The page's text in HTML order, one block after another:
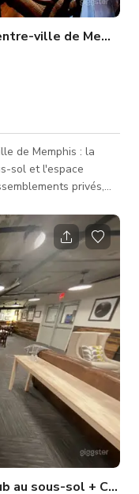
ville de Memphis
de Memphis : la
sol et l'espace
privés,
: capacité
65”, câble prêt avec
étendu pour
ordinateur portable
au sous-sol + Coin